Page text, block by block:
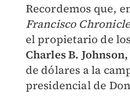
Recordemos que,
Francisco
el propietario de
Charles B. Johnson,
de dólares a la
presidencial de